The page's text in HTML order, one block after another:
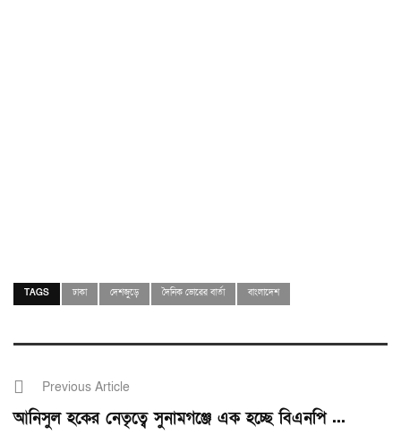
TAGS ঢাকা দেশজুড়ে দৈনিক ভোরের বার্তা বাংলাদেশ
Previous Article
আনিসুল হকের নেতৃত্বে সুনামগঞ্জে এক হচ্ছে বিএনপি ...